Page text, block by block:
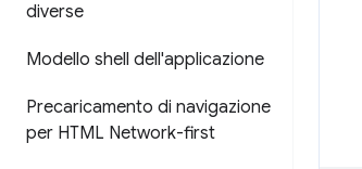
diverse
Modello shell dell'applicazione
Precaricamento di navigazione
per HTML Network-first